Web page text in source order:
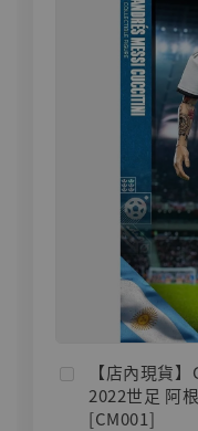
【店內現貨
2022世足 阿
[CM001]